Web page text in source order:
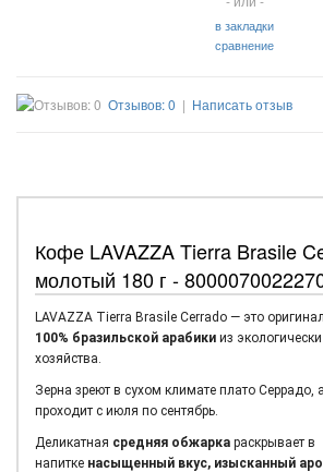
в закладки
сравнение
Отзывов: 0 | Написать отзыв
Кофе LAVAZZA Tierra Brasile
молотый 180 г -
LAVAZZA Tierra Brasile Cerrado — это
100% бразильской арабики из
хозяйства.
Зерна зреют в сухом климате плато Серрадо,
проходит с июля по сентябрь.
Деликатная средняя обжарка раскрывает в
напитке насыщенный вкус, изысканный